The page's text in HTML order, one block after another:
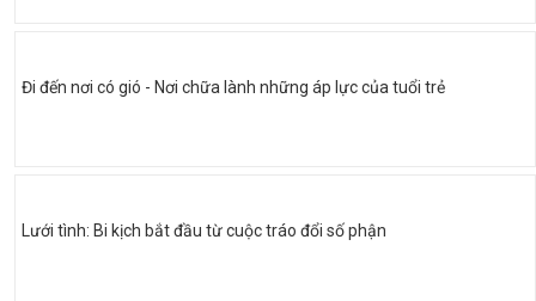
Đi đến nơi có gió - Nơi chữa lành những áp lực của tuổi trẻ
Lưới tình: Bi kịch bắt đầu từ cuộc tráo đổi số phận